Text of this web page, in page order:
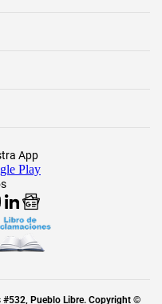
App
Play
#532, Pueblo Libre. Copyright ©